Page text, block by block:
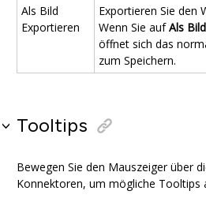
Als Bild
Exportieren
Exportieren Sie den
Wenn Sie aufAls
öffnet sich das
zum Speichern.
Tooltips
Bewegen Sie den Mauszeiger über
Konnektoren, um mögliche Tooltips